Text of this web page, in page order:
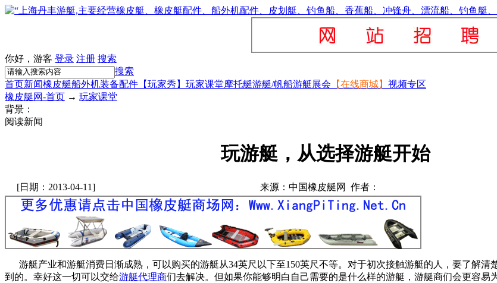
你好，游客 登录 注册 搜索
搜索
首页新闻橡皮艇船外机装备配件 【玩家秀】 玩家课堂摩托艇游艇/帆船游艇展会 【在线商城】 视频专区
橡皮艇网-首页 → 玩家课堂
背景：
阅读新闻
玩游艇，从选择游艇开始
[日期：2013-04-11] 来源：中国橡皮艇网 作者：
游艇产业和游艇消费日渐成熟，可以购买的游艇从34英尺以下至150英尺不等。对于初次接触游艇的人，要了解清
到的。幸好这一切可以交给游艇代理商们去解决。但如果你能够明白自己需要的是什么样的游艇，游艇商们会更容易